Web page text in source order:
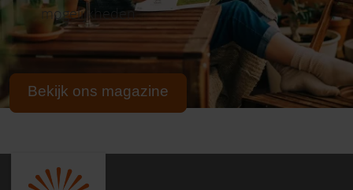
mogelijkheden
Bekijk ons magazine